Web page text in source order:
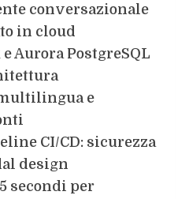
conversazionale
in cloud
Aurora PostgreSQL
e
CI/CD: sicurezza
design
secondi per